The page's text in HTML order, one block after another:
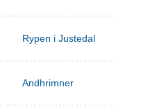
Rypen i Justedal
Andhrimner